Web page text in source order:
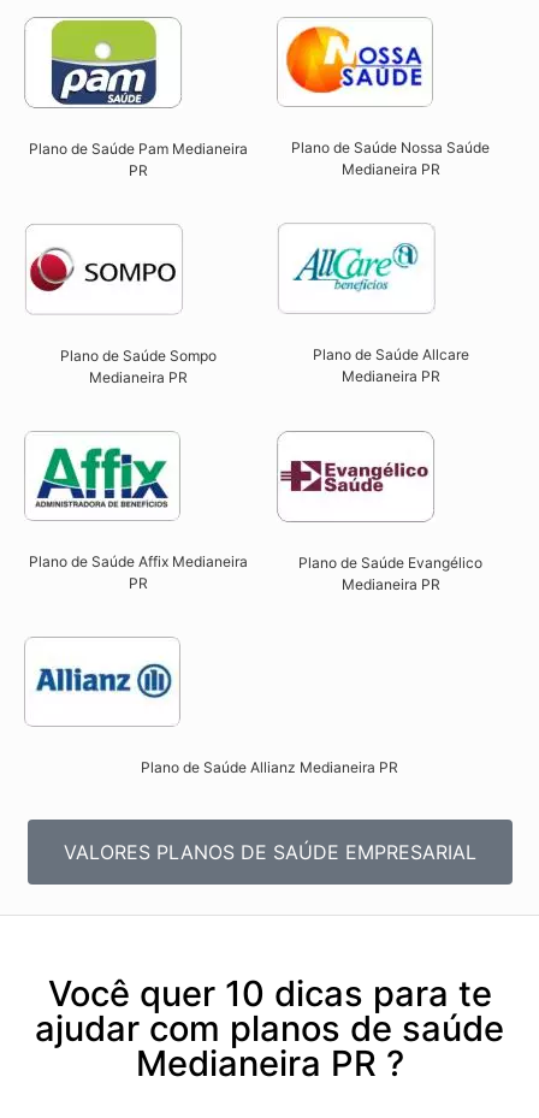
Plano de Saúde Pam Medianeira
PR​
Plano de Saúde Nossa Saúde
Medianeira PR​
Plano de Saúde Sompo
Medianeira PR​
Plano de Saúde Allcare
Medianeira PR​
Plano de Saúde Affix Medianeira
PR​
Plano de Saúde Evangélico
Medianeira PR​
Plano de Saúde Allianz Medianeira PR​
VALORES PLANOS DE SAÚDE EMPRESARIAL
Você quer 10 dicas para te
ajudar com planos de saúde
Medianeira PR ?